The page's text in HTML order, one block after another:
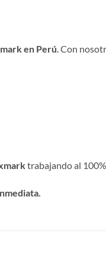
en Perú . Con
trabajando al